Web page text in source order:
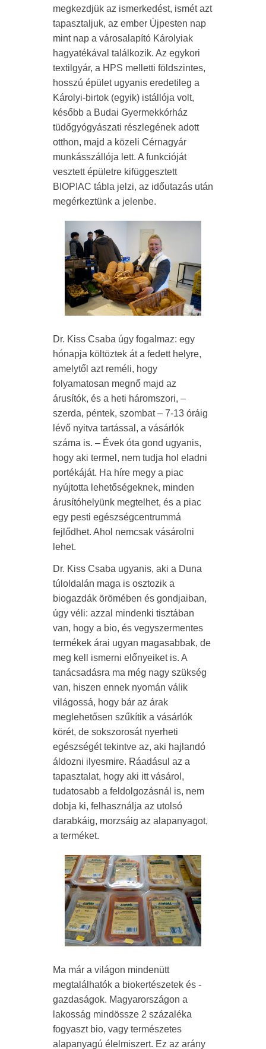
megkezdjük az ismerkedést, ismét azt
tapasztaljuk, az ember Újpesten nap
mint nap a városalapító Károlyiak
hagyatékával találkozik. Az egykori
textilgyár, a HPS melletti földszintes,
hosszú épület ugyanis eredetileg a
Károlyi-birtok (egyik) istállója volt,
később a Budai Gyermekkórház
tüdőgyógyászati részlegének adott
otthon, majd a közeli Cérnagyár
munkásszállója lett. A funkcióját
vesztett épületre kifüggesztett
BIOPIAC tábla jelzi, az időutazás után
megérkeztünk a jelenbe.
Dr. Kiss Csaba úgy fogalmaz: egy
hónapja költöztek át a fedett helyre,
amelytől azt reméli, hogy
folyamatosan megnő majd az
árusítók, és a heti háromszori, –
szerda, péntek, szombat – 7-13 óráig
lévő nyitva tartással, a vásárlók
száma is. – Évek óta gond ugyanis,
hogy aki termel, nem tudja hol eladni
portékáját. Ha híre megy a piac
nyújtotta lehetőségeknek, minden
árusítóhelyünk megtelhet, és a piac
egy pesti egészségcentrummá
fejlődhet. Ahol nemcsak vásárolni
lehet.
Dr. Kiss Csaba ugyanis, aki a Duna
túloldalán maga is osztozik a
biogazdák örömében és gondjaiban,
úgy véli: azzal mindenki tisztában
van, hogy a bio, és vegyszermentes
termékek árai ugyan magasabbak, de
meg kell ismerni előnyeiket is. A
tanácsadásra ma még nagy szükség
van, hiszen ennek nyomán válik
világossá, hogy bár az árak
meglehetősen szűkítik a vásárlók
körét, de sokszorosát nyerheti
egészségét tekintve az, aki hajlandó
áldozni ilyesmire. Ráadásul az a
tapasztalat, hogy aki itt vásárol,
tudatosabb a feldolgozásnál is, nem
dobja ki, felhasználja az utolsó
darabkáig, morzsáig az alapanyagot,
a terméket.
Ma már a világon mindenütt
megtalálhatók a biokertészetek és -
gazdaságok. Magyarországon a
lakosság mindössze 2 százaléka
fogyaszt bio, vagy természetes
alapanyagú élelmiszert. Ez az arány